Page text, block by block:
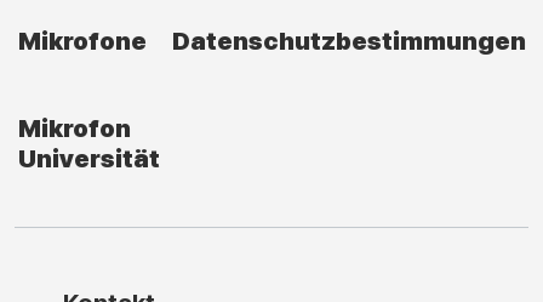
Mikrofone Datenschutzbestimmungen
Mikrofon
Universität